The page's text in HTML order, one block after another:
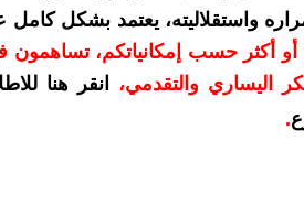
واستقلاليته، يعتمد بشكل
سنويًا أو أكثر حسب إمكانياتكم،
اليساري والتقدمي،
انقر هنا
.